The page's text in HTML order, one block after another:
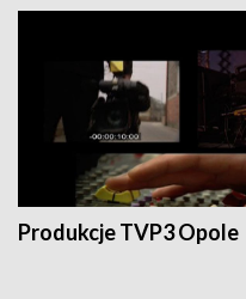
Produkcje TVP3 Opole